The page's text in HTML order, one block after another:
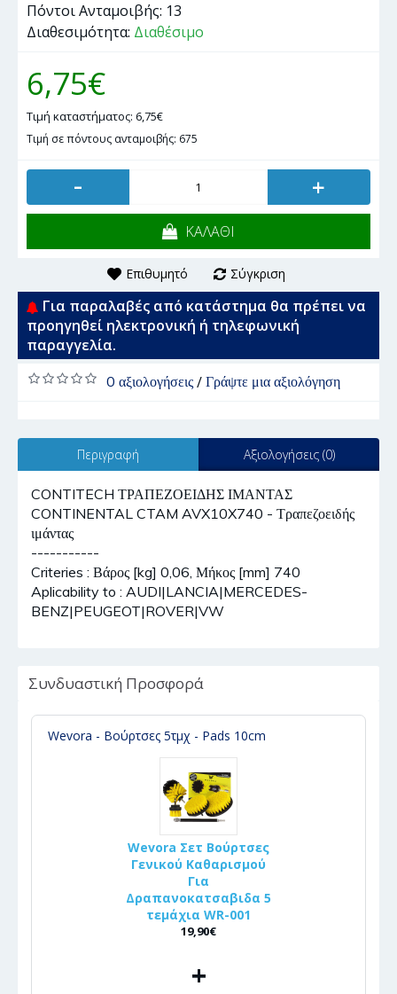
Πόντοι Ανταμοιβής: 13
Διαθεσιμότητα: Διαθέσιμο
6,75€
Τιμή καταστήματος: 6,75€
Τιμή σε πόντους ανταμοιβής: 675
- +
ΚΑΛΑΘΙ
Επιθυμητό Σύγκριση
Για παραλαβές από κατάστημα θα πρέπει να
προηγηθεί ηλεκτρονική ή τηλεφωνική
παραγγελία.
0 αξιολογήσεις/ Γράψτε μια αξιολόγηση
Περιγραφή Αξιολογήσεις (0)
CONTITECH ΤΡΑΠΕΖΟΕΙΔΗΣ ΙΜΑΝΤΑΣ
CONTINENTAL CTAM AVX10X740 - Τραπεζοειδής
ιμάντας
-----------
Criteries : Βάρος [kg] 0,06, Μήκος [mm] 740
Aplicability to : AUDI|LANCIA|MERCEDES-
BENZ|PEUGEOT|ROVER|VW
Συνδυαστική Προσφορά
Wevora - Βούρτσες 5τμχ - Pads 10cm
Wevora Σετ Βούρτσες
Γενικού Καθαρισμού
Για
Δραπανοκατσαβιδα 5
τεμάχια WR-001
19,90€
+